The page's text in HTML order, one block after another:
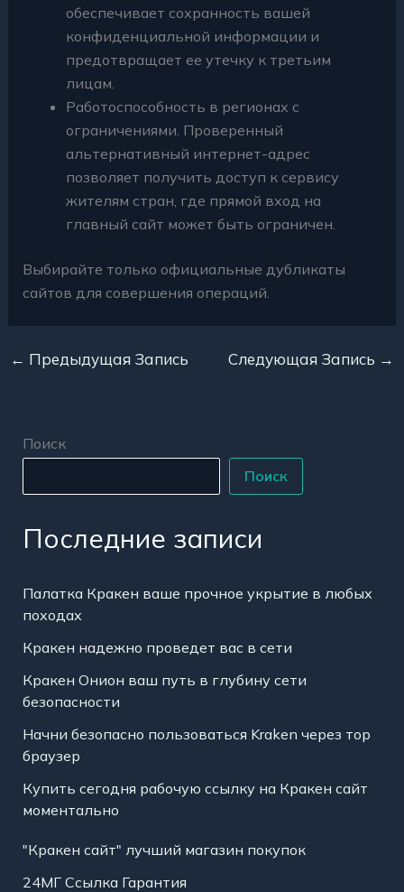
обеспечивает сохранность вашей
конфиденциальной информации и
предотвращает ее утечку к третьим
лицам.
Работоспособность в регионах с
ограничениями. Проверенный
альтернативный интернет-адрес
позволяет получить доступ к сервису
жителям стран, где прямой вход на
главный сайт может быть ограничен.
Выбирайте только официальные дубликаты
сайтов для совершения операций.
← Предыдущая Запись Следующая Запись →
Поиск
Поиск
Последние записи
Палатка Кракен ваше прочное укрытие в любых
походах
Кракен надежно проведет вас в сети
Кракен Онион ваш путь в глубину сети
безопасности
Начни безопасно пользоваться Kraken через тор
браузер
Купить сегодня рабочую ссылку на Кракен сайт
моментально
"Кракен сайт" лучший магазин покупок
24МГ Ссылка Гарантия